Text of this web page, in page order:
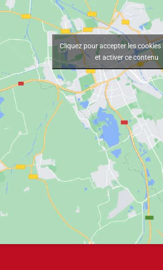
Cliquez pour accepter les
et activer ce contenu